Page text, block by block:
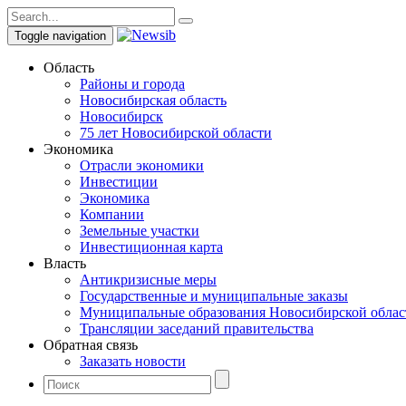
Toggle navigation
Область
Районы и города
Новосибирская область
Новосибирск
75 лет Новосибирской области
Экономика
Отрасли экономики
Инвестиции
Экономика
Компании
Земельные участки
Инвестиционная карта
Власть
Антикризисные меры
Государственные и муниципальные заказы
Муниципальные образования Новосибирской
Трансляции заседаний правительства
Обратная связь
Заказать новости